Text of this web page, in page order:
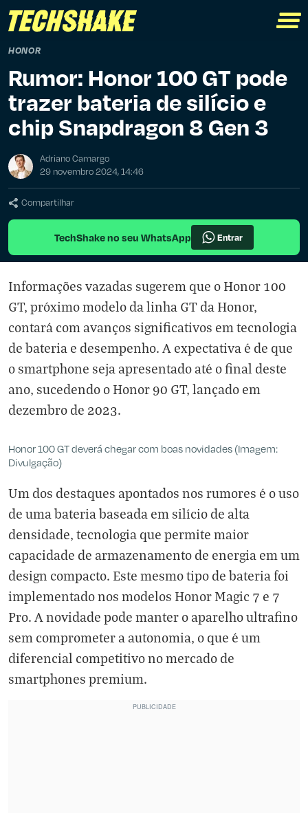
HONOR
Rumor: Honor 100 GT pode
trazer bateria de silício e
chip Snapdragon 8 Gen 3
Adriano Camargo
29 novembro 2024, 14:46
Compartilhar
TechShake no seu WhatsApp Entrar
Informações vazadas sugerem que o Honor 100
GT, próximo modelo da linha GT da Honor,
contará com avanços significativos em tecnologia
de bateria e desempenho. A expectativa é de que
o smartphone seja apresentado até o final deste
ano, sucedendo o Honor 90 GT, lançado em
dezembro de 2023.
Honor 100 GT deverá chegar com boas novidades (Imagem:
Divulgação)
Um dos destaques apontados nos rumores é o uso
de uma bateria baseada em silício de alta
densidade, tecnologia que permite maior
capacidade de armazenamento de energia em um
design compacto. Este mesmo tipo de bateria foi
implementado nos modelos Honor Magic 7 e 7
Pro. A novidade pode manter o aparelho ultrafino
sem comprometer a autonomia, o que é um
diferencial competitivo no mercado de
smartphones premium.